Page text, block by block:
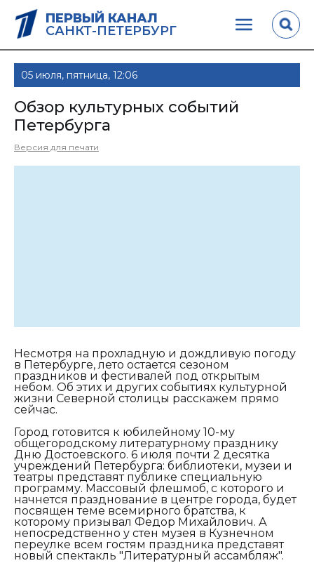
ПЕРВЫЙ КАНАЛ
САНКТ-ПЕТЕРБУРГ
05 июля, пятница, 12:06
Обзор культурных событий
Петербурга
Версия для печати
Несмотря на прохладную и дождливую погоду
в Петербурге, лето остается сезоном
праздников и фестивалей под открытым
небом. Об этих и других событиях культурной
жизни Северной столицы расскажем прямо
сейчас.
Город готовится к юбилейному 10-му
общегородскому литературному празднику
Дню Достоевского. 6 июля почти 2 десятка
учреждений Петербурга: библиотеки, музеи и
театры представят публике специальную
программу. Массовый флешмоб, с которого и
начнется празднование в центре города, будет
посвящен теме всемирного братства, к
которому призывал Федор Михайлович. А
непосредственно у стен музея в Кузнечном
переулке всем гостям праздника представят
новый спектакль "Литературный ассамбляж".